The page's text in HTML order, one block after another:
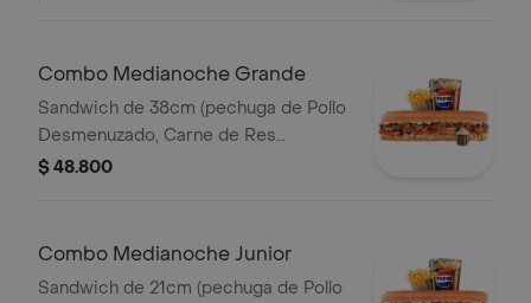
Combo Medianoche Grande
Sandwich de 38cm (pechuga de Pollo
Desmenuzado, Carne de Res
Desmechada, Tomate, Lechuga,
Pet400ml.
$ 48.800
Combo Medianoche Junior
Sandwich de 21cm (pechuga de Pollo